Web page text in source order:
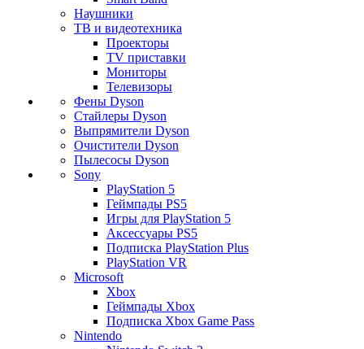
Наушники
ТВ и видеотехника
Проекторы
TV приставки
Мониторы
Телевизоры
Фены Dyson
Стайлеры Dyson
Выпрямители Dyson
Очистители Dyson
Пылесосы Dyson
Sony
PlayStation 5
Геймпады PS5
Игры для PlayStation 5
Аксессуары PS5
Подписка PlayStation Plus
PlayStation VR
Microsoft
Xbox
Геймпады Xbox
Подписка Xbox Game Pass
Nintendo